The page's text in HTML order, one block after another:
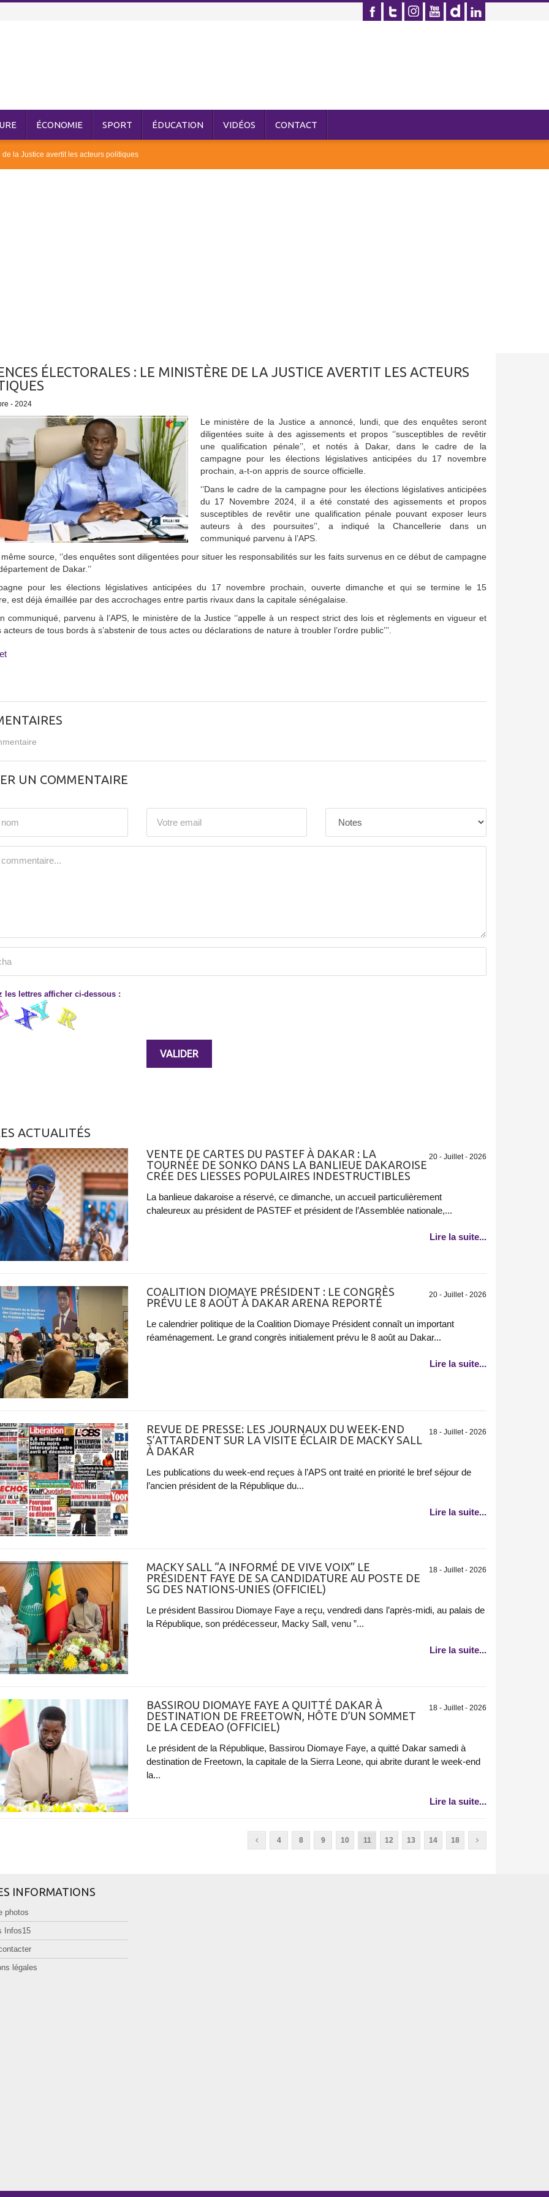
ÉCONOMIE SPORT ÉDUCATION VIDÉOS CONTACT
la Justice avertit les acteurs politiques
ÉLECTORALES : LE MINISTÈRE DE LA JUSTICE AVERTIT LES ACTEURS
- 2024
Le ministère de la Justice a annoncé, lundi, que des enquêtes seront
diligentées suite à des agissements et propos ‘’susceptibles de revêtir
une qualification pénale’’, et notés à Dakar, dans le cadre de la
campagne pour les élections législatives anticipées du 17 novembre
prochain, a-t-on appris de source officielle.
‘’Dans le cadre de la campagne pour les élections législatives anticipées
du 17 Novembre 2024, il a été constaté des agissements et propos
susceptibles de revêtir une qualification pénale pouvant exposer leurs
auteurs à des poursuites’’, a indiqué la Chancellerie dans un
communiqué parvenu à l’APS.
source, ‘’des enquêtes sont diligentées pour situer les responsabilités sur les faits survenus en ce début de campagne
de Dakar.’’
pour les élections législatives anticipées du 17 novembre prochain, ouverte dimanche et qui se termine le 15
est déjà émaillée par des accrochages entre partis rivaux dans la capitale sénégalaise.
communiqué, parvenu à l’APS, le ministère de la Justice ‘’appelle à un respect strict des lois et règlements en vigueur et
acteurs de tous bords à s’abstenir de tous actes ou déclarations de nature à troubler l’ordre public’’’.
UN COMMENTAIRE
les lettres afficher ci-dessous :
ACTUALITÉS
20 - Juillet - 2026
VENTE DE CARTES DU PASTEF À DAKAR : LA
TOURNÉE DE SONKO DANS LA BANLIEUE DAKAROISE
CRÉE DES LIESSES POPULAIRES INDESTRUCTIBLES
La banlieue dakaroise a réservé, ce dimanche, un accueil particulièrement
chaleureux au président de PASTEF et président de l’Assemblée nationale,...
Lire la suite...
20 - Juillet - 2026
COALITION DIOMAYE PRÉSIDENT : LE CONGRÈS
PRÉVU LE 8 AOÛT À DAKAR ARENA REPORTÉ
Le calendrier politique de la Coalition Diomaye Président connaît un important
réaménagement. Le grand congrès initialement prévu le 8 août au Dakar...
Lire la suite...
18 - Juillet - 2026
REVUE DE PRESSE: LES JOURNAUX DU WEEK-END
S’ATTARDENT SUR LA VISITE ÉCLAIR DE MACKY SALL
À DAKAR
Les publications du week-end reçues à l’APS ont traité en priorité le bref séjour de
l’ancien président de la République du...
Lire la suite...
18 - Juillet - 2026
MACKY SALL “A INFORMÉ DE VIVE VOIX” LE
PRÉSIDENT FAYE DE SA CANDIDATURE AU POSTE DE
SG DES NATIONS-UNIES (OFFICIEL)
Le président Bassirou Diomaye Faye a reçu, vendredi dans l’après-midi, au palais de
la République, son prédécesseur, Macky Sall, venu ”...
Lire la suite...
18 - Juillet - 2026
BASSIROU DIOMAYE FAYE A QUITTÉ DAKAR À
DESTINATION DE FREETOWN, HÔTE D’UN SOMMET
DE LA CEDEAO (OFFICIEL)
Le président de la République, Bassirou Diomaye Faye, a quitté Dakar samedi à
destination de Freetown, la capitale de la Sierra Leone, qui abrite durant le week-end
la...
Lire la suite...
4 8 9 10 11 12 13 14 18
INFORMATIONS
photos
Infos15
légales